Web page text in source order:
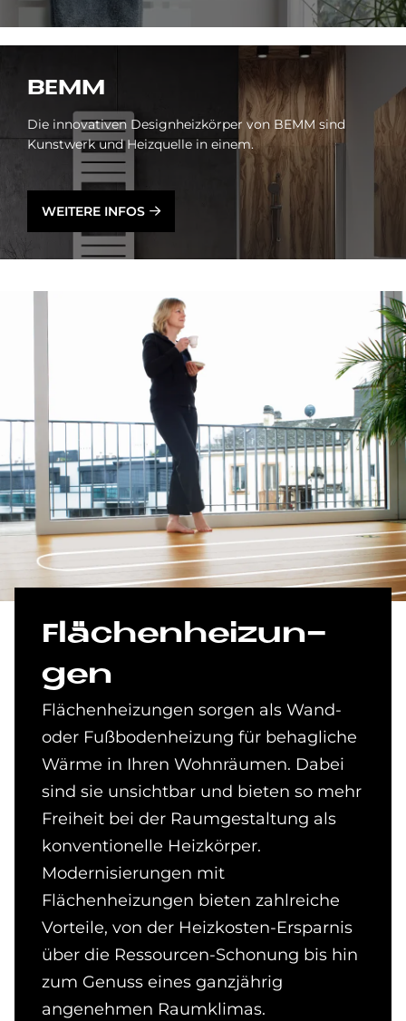
BEMM
Die innovativen Designheizkörper von BEMM sind
Kunstwerk und Heizquelle in einem.
WEITERE INFOS
Flä­chen­hei­zun­
gen
Flächenheizungen sorgen als Wand-
oder Fußbodenheizung für behagliche
Wärme in Ihren Wohnräumen. Dabei
sind sie unsichtbar und bieten so mehr
Freiheit bei der Raumgestaltung als
konventionelle Heizkörper.
Modernisierungen mit
Flächenheizungen bieten zahlreiche
Vorteile, von der Heizkosten-Ersparnis
über die Ressourcen-Schonung bis hin
zum Genuss eines ganzjährig
angenehmen Raumklimas.